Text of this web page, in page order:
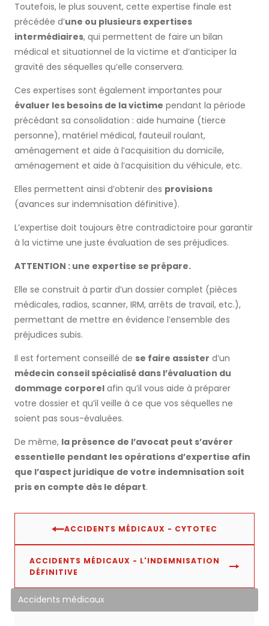
Accidents médicaux
Toutefois, le plus souvent, cette expertise finale est
précédée d’une ou plusieurs expertises
intermédiaires, qui permettent de faire un bilan
médical et situationnel de la victime et d’anticiper la
gravité des séquelles qu’elle conservera.
Ces expertises sont également importantes pour
évaluer les besoins de la victime pendant la période
précédant sa consolidation : aide humaine (tierce
personne), matériel médical, fauteuil roulant,
aménagement et aide à l’acquisition du domicile,
aménagement et aide à l’acquisition du véhicule, etc.
Elles permettent ainsi d’obtenir des provisions
(avances sur indemnisation définitive).
L’expertise doit toujours être contradictoire pour garantir
à la victime une juste évaluation de ses préjudices.
ATTENTION : une expertise se prépare.
Elle se construit à partir d’un dossier complet (pièces
médicales, radios, scanner, IRM, arrêts de travail, etc.),
permettant de mettre en évidence l’ensemble des
préjudices subis.
Il est fortement conseillé de se faire assister d’un
médecin conseil spécialisé dans l’évaluation du
dommage corporel afin qu’il vous aide à préparer
votre dossier et qu’il veille à ce que vos séquelles ne
soient pas sous-évaluées.
De même, la présence de l’avocat peut s’avérer
essentielle pendant les opérations d’expertise afin
que l’aspect juridique de votre indemnisation soit
pris en compte dès le départ.
ACCIDENTS MÉDICAUX - CYTOTEC
ACCIDENTS MÉDICAUX - L'INDEMNISATION
DÉFINITIVE